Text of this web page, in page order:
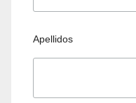
Apellidos